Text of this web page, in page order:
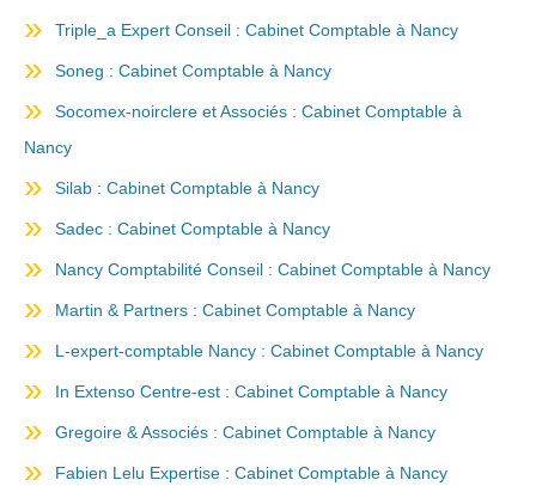
Triple_a Expert Conseil : Cabinet Comptable à Nancy
Soneg : Cabinet Comptable à Nancy
Socomex-noirclere et Associés : Cabinet Comptable à
Nancy
Silab : Cabinet Comptable à Nancy
Sadec : Cabinet Comptable à Nancy
Nancy Comptabilité Conseil : Cabinet Comptable à Nancy
Martin & Partners : Cabinet Comptable à Nancy
L-expert-comptable Nancy : Cabinet Comptable à Nancy
In Extenso Centre-est : Cabinet Comptable à Nancy
Gregoire & Associés : Cabinet Comptable à Nancy
Fabien Lelu Expertise : Cabinet Comptable à Nancy